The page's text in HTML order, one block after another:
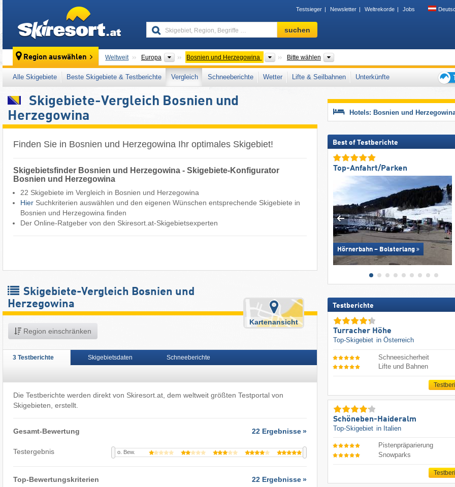
Testsieger Newsletter Weltrekorde Jobs
Skigebiet,
Region,
…
suchen
Region auswählen Weltweit Europa Kontinente
Bosnien und Herzegowina LänderBitte wählen
Alle Skigebiete Beste Skigebiete & Testberichte Vergleich Schneeberichte Wetter Lifte & Seilbahnen
Unterkünfte
für
den
Skigebiete-Vergleich Bosnien und
Herzegowina
Finden Sie in Bosnien und Herzegowina Ihr optimales Skigebiet!
Skigebietsfinder Bosnien und Herzegowina - Skigebiete-Konfigurator
Bosnien und Herzegowina
22 Skigebiete im Vergleich in Bosnien und Herzegowina
Hier Suchkriterien auswählen und den eigenen Wünschen entsprechende Skigebiete in
Bosnien und Herzegowina finden
Der Online-Ratgeber von den Skiresort.at-Skigebietsexperten
Skigebiete-Vergleich Bosnien und
Herzegowina
Region einschränken
Kartenansicht
3 Testberichte Skigebietsdaten Schneeberichte
Die Testberichte werden direkt von Skiresort.at, dem weltweit größten Testportal von
Skigebieten, erstellt.
Gesamt-Bewertung 22 Ergebnisse
Testergebnis o. Bew.
Top-Bewertungskriterien 22 Ergebnisse
Hotels: Bosnien und
Best of Testberichte
Top-Anfahrt/Parken
Hörnerbahn – Bolsterlang
Testberichte
Turracher Höhe
Top-Skigebiet in Österreich
Schneesicherheit
Lifte und Bahnen
Schöneben-Haideralm
Top-Skigebiet in Italien
Pistenpräparierung
Snowparks